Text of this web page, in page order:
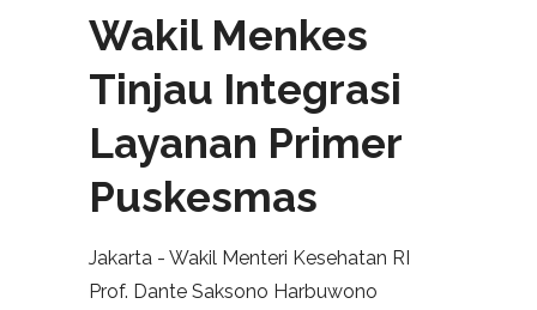
Wakil Menkes
Tinjau Integrasi
Layanan Primer
Puskesmas
Jakarta - Wakil Menteri Kesehatan RI
Prof. Dante Saksono Harbuwono